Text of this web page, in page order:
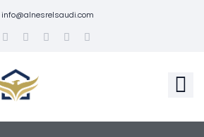
info@alnesrelsaudi.com